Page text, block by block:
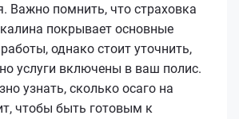
Важно помнить, что страховка
покрывает основные
однако стоит уточнить,
услуги включены в ваш полис.
узнать, сколько осаго на
чтобы быть готовым к